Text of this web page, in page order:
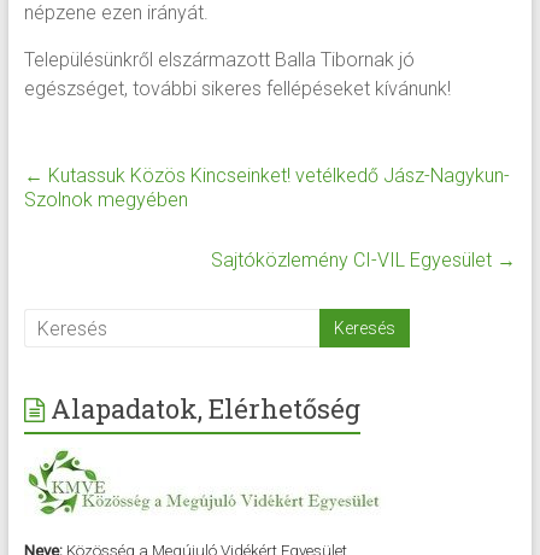
népzene ezen irányát.
Településünkről elszármazott Balla Tibornak jó
egészséget, további sikeres fellépéseket kívánunk!
← Kutassuk Közös Kincseinket! vetélkedő Jász-Nagykun-
Szolnok megyében
Sajtóközlemény CI-VIL Egyesület →
Alapadatok, Elérhetőség
Neve:Közösség a Megújuló Vidékért Egyesület